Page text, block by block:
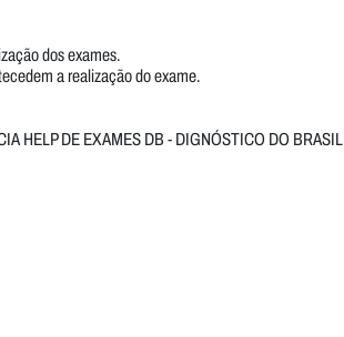
dos exames.
a realização do exame.
HELP DE EXAMES DB - DIGNÓSTICO DO BRASIL